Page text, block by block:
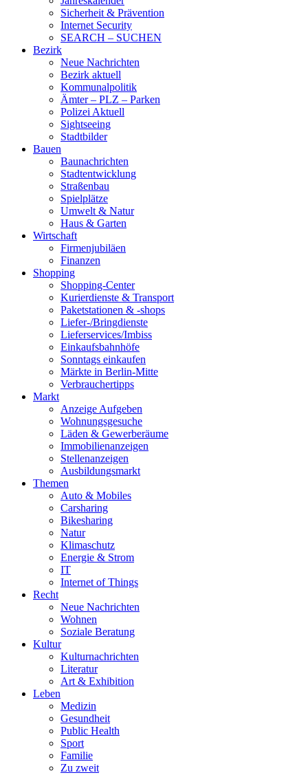
Sicherheit & Prävention
Internet Security
SEARCH – SUCHEN
Bezirk
Neue Nachrichten
Bezirk aktuell
Kommunalpolitik
Ämter – PLZ – Parken
Polizei Aktuell
Sightseeing
Stadtbilder
Bauen
Baunachrichten
Stadtentwicklung
Straßenbau
Spielplätze
Umwelt & Natur
Haus & Garten
Wirtschaft
Firmenjubiläen
Finanzen
Shopping
Shopping-Center
Kurierdienste & Transport
Paketstationen & -shops
Liefer-/Bringdienste
Lieferservices/Imbiss
Einkaufsbahnhöfe
Sonntags einkaufen
Märkte in Berlin-Mitte
Verbrauchertipps
Markt
Anzeige Aufgeben
Wohnungsgesuche
Läden & Gewerberäume
Immobilienanzeigen
Stellenanzeigen
Ausbildungsmarkt
Themen
Auto & Mobiles
Carsharing
Bikesharing
Natur
Klimaschutz
Energie & Strom
IT
Internet of Things
Recht
Neue Nachrichten
Wohnen
Soziale Beratung
Kultur
Kulturnachrichten
Literatur
Art & Exhibition
Leben
Medizin
Gesundheit
Public Health
Sport
Familie
Zu zweit